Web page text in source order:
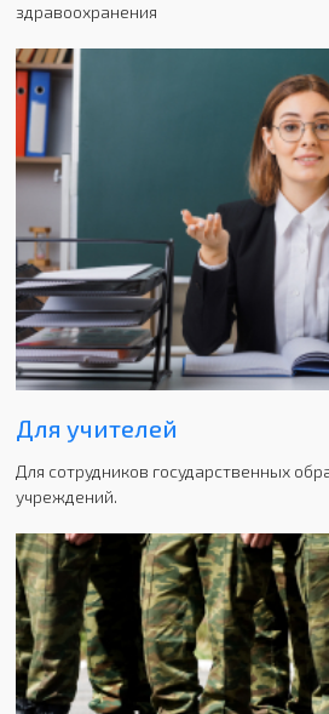
здравоохранения
Для учителей
Для сотрудников государственных
учреждений.